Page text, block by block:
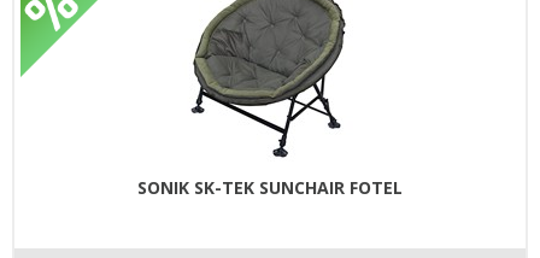
SONIK SK-TEK SUNCHAIR FOTEL